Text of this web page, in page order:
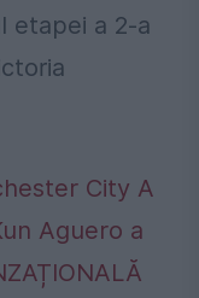
etapei a 2-a